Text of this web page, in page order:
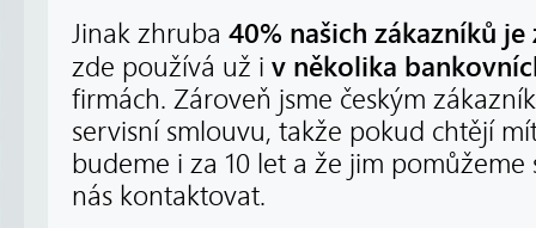
Jinak zhruba 40% našich zákazníků je
zde používá už i v několika
firmách. Zároveň jsme českým
servisní smlouvu, takže pokud chtějí
budeme i za 10 let a že jim pomůžeme
nás kontaktovat.